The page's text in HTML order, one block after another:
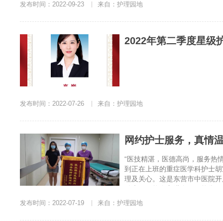
发布时间：2022-09-23 来自：护理园地
2022年第二季度星级
发布时间：2022-07-26 来自：护理园地
网约护士服务，真情
“医技精湛，医德高尚，服务热
到正在上班的重症医学科护士
理及关心。这是东营市中医院
发布时间：2022-07-19 来自：护理园地